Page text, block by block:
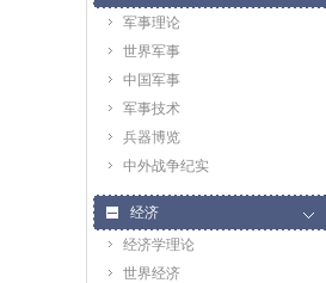
军事理论
世界军事
中国军事
军事技术
兵器博览
中外战争纪实
经济
经济学理论
世界经济